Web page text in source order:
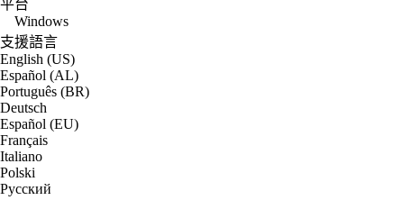
平台
Windows
支援語言
English (US)
Español (AL)
Português (BR)
Deutsch
Español (EU)
Français
Italiano
Polski
Русский